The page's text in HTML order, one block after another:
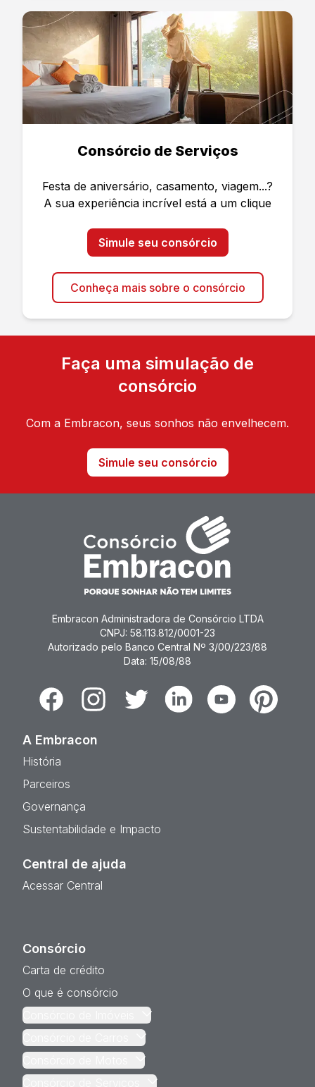
Consórcio de Serviços
Festa de aniversário, casamento, viagem...?
A sua experiência incrível está a um clique
Simule seu consórcio
Conheça mais sobre o consórcio
Faça uma simulação de
consórcio
Com a Embracon, seus sonhos não envelhecem.
Simule seu consórcio
Embracon Administradora de Consórcio LTDA
CNPJ: 58.113.812/0001-23
Autorizado pelo Banco Central Nº 3/00/223/88
Data: 15/08/88
FacebookInstagramTwitter LinkedinYoutubePinterest
A Embracon
História
Parceiros
Governança
Sustentabilidade e Impacto
Central de ajuda
Acessar Central
Consórcio
Carta de crédito
O que é consórcio